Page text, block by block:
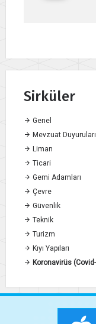
Sirküler
Genel
Mevzuat Duyuruları
Liman
Ticari
Gemi Adamları
Çevre
Güvenlik
Teknik
Turizm
Kıyı Yapıları
Koronavirüs